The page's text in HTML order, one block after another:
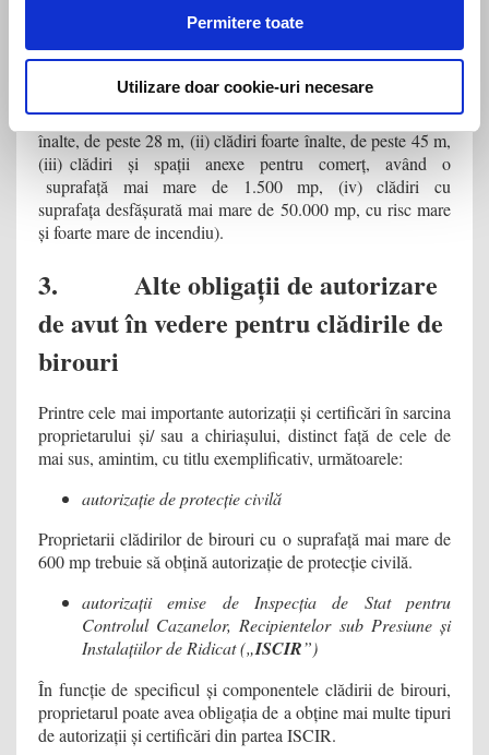
Permitere toate
Utilizare doar cookie-uri necesare
Suplimentar, proprietarul are obligația de a încheia contracte
situații prevăzute în mod expres de legislația privind
securitatea la incendiu (printre care amintim, (i) clădiri
înalte, de peste 28 m, (ii) clădiri foarte înalte, de peste 45 m,
(iii) clădiri și spații anexe pentru comerț, având o
suprafață mai mare de 1.500 mp, (iv) clădiri cu
suprafața desfășurată mai mare de 50.000 mp, cu risc mare
și foarte mare de incendiu).
3. Alte obligații de autorizare
de avut în vedere pentru clădirile de
birouri
Printre cele mai importante autorizații și certificări în sarcina
proprietarului și/ sau a chiriașului, distinct față de cele de
mai sus, amintim, cu titlu exemplificativ, următoarele:
autorizație de protecție civilă
Proprietarii clădirilor de birouri cu o suprafață mai mare de
600 mp trebuie să obțină autorizație de protecție civilă.
autorizații emise de Inspecția de Stat pentru
Controlul Cazanelor, Recipientelor sub Presiune și
Instalațiilor de Ridicat („ISCIR”)
În funcție de specificul și componentele clădirii de birouri,
proprietarul poate avea obligația de a obține mai multe tipuri
de autorizații și certificări din partea ISCIR.